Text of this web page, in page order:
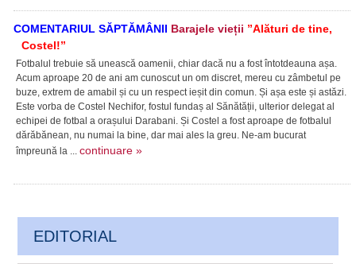
COMENTARIUL SĂPTĂMÂNII Barajele vieții ”Alături de tine,
Costel!”
Fotbalul trebuie să unească oamenii, chiar dacă nu a fost întotdeauna așa.
Acum aproape 20 de ani am cunoscut un om discret, mereu cu zâmbetul pe
buze, extrem de amabil și cu un respect ieșit din comun. Și așa este și astăzi.
Este vorba de Costel Nechifor, fostul fundaș al Sănătății, ulterior delegat al
echipei de fotbal a orașului Darabani. Și Costel a fost aproape de fotbalul
dărăbănean, nu numai la bine, dar mai ales la greu. Ne-am bucurat
împreună la ... continuare »
EDITORIAL